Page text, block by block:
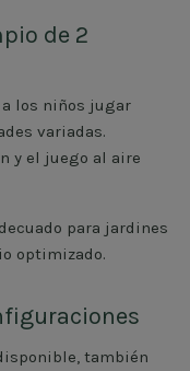
de 2
los niños jugar
variadas.
y el juego al aire
para jardines
optimizado.
también